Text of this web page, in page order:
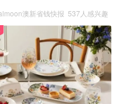
Cordless Water
Portable Oral irrigator
&ndash; Cordless
Beauty
购买
Pronamel Strong
澳新省钱快报 537人感兴趣